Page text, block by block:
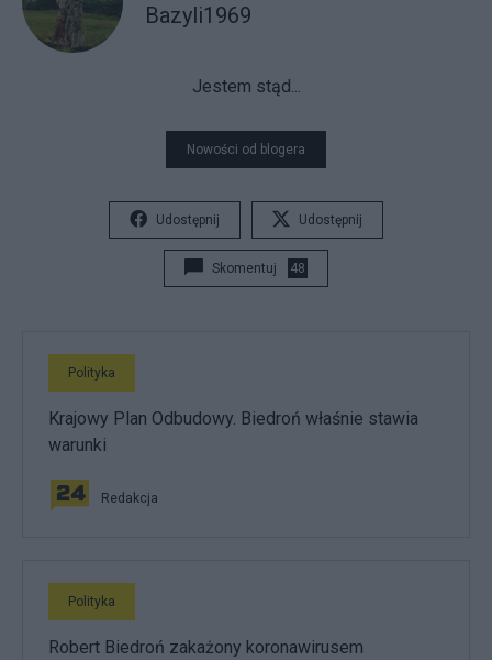
Bazyli1969
Jestem stąd...
Nowości od blogera
Udostępnij Udostępnij
Skomentuj 48
Polityka
Krajowy Plan Odbudowy. Biedroń właśnie stawia
warunki
Redakcja
Polityka
Robert Biedroń zakażony koronawirusem